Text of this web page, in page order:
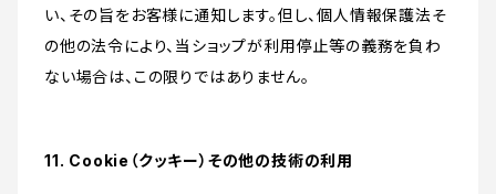
い、その旨をお客様に通知します。但し、個人情報保護法そ
の他の法令により、当ショップが利用停止等の義務を負わ
ない場合は、この限りではありません。
11. Cookie（クッキー）その他の技術の利用